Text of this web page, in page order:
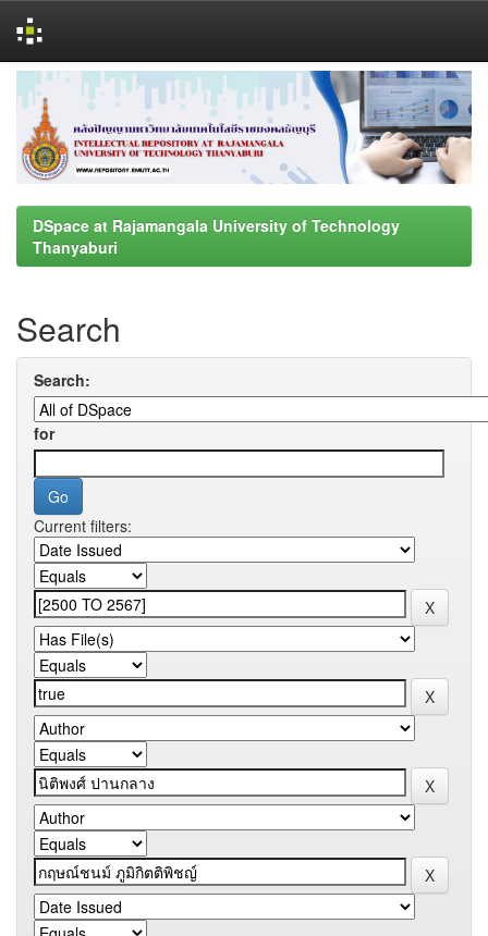
navigation
DSpace at Rajamangala University of Technology
Thanyaburi
Search
Search:
for
Current filters: